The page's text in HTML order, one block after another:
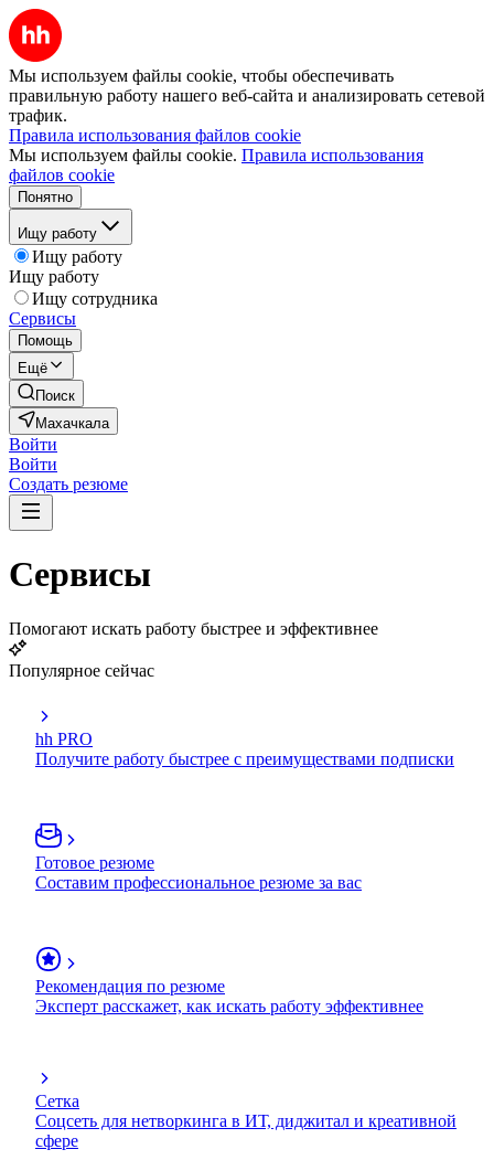
Мы используем файлы cookie, чтобы обеспечивать
правильную работу нашего веб-сайта и анализировать сетевой
трафик.
Правила использования файлов cookie
Мы используем файлы cookie. Правила использования
файлов cookie
Понятно
Ищу работу
Ищу работу
Ищу работу
Ищу сотрудника
Сервисы
Помощь
Ещё
Поиск
Махачкала
Войти
Войти
Создать резюме
Сервисы
Помогают искать работу быстрее и эффективнее
Популярное сейчас
hh PRO
Получите работу быстрее с преимуществами подписки
Готовое резюме
Составим профессиональное резюме за вас
Рекомендация по резюме
Эксперт расскажет, как искать работу эффективнее
Сетка
Соцсеть для нетворкинга в ИТ, диджитал и креативной
сфере